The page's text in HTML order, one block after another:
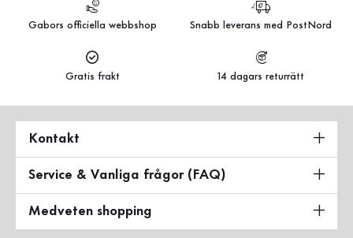
Gabors officiella webbshop Snabb leverans med PostNord
Gratis frakt 14 dagars returrätt
Kontakt
Service & Vanliga frågor (FAQ)
Medveten shopping